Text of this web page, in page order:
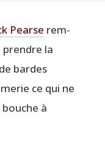
Pearse rem­
la
bardes
ce qui ne
à